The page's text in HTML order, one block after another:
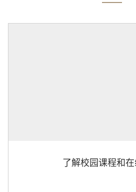
了解校园课程和